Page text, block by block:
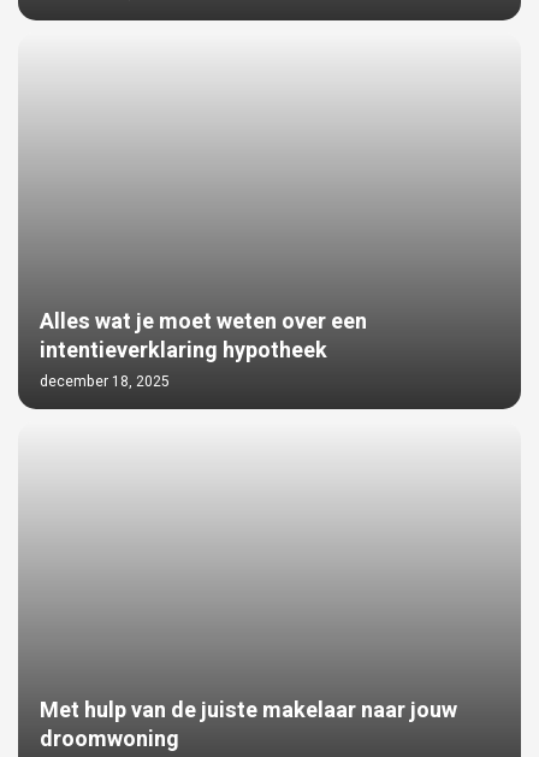
Alles wat je moet weten over een
intentieverklaring hypotheek
december 18, 2025
Met hulp van de juiste makelaar naar jouw
droomwoning